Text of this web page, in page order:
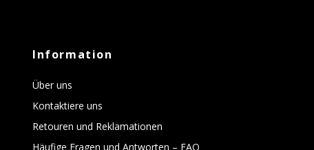
Information
Über uns
Kontaktiere uns
Retouren und Reklamationen
Häufige Fragen und Antworten – FAQ